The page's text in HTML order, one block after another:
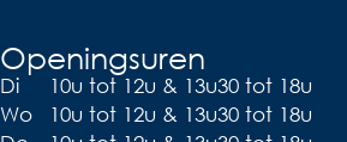
Openingsuren
Di
10u tot 12u & 13u30 tot 18u
Wo
10u tot 12u & 13u30 tot 18u